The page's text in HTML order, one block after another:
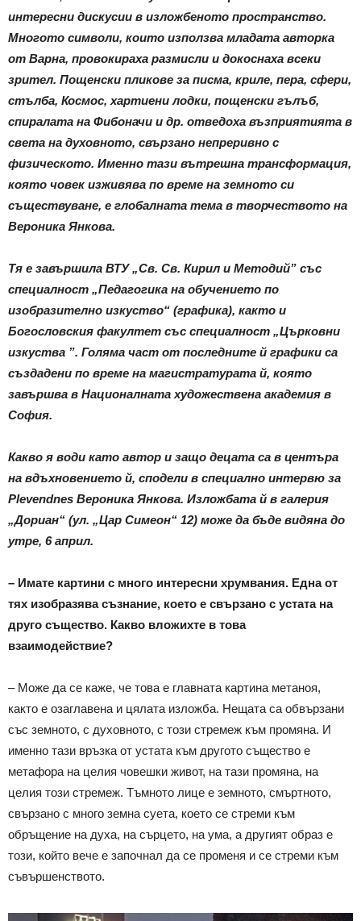
интересни дискусии в изложбеното пространство.
Многото символи, които използва младата авторка
от Варна, провокираха размисли и докоснаха всеки
зрител. Пощенски пликове за писма, криле, пера, сфери,
стълба, Космос, хартиени лодки, пощенски гълъб,
спиралата на Фибоначи и др. отведоха възприятията в
света на духовното, свързано непреривно с
физическото. Именно тази вътрешна трансформация,
която човек изживява по време на земното си
съществуване, е глобалната тема в творчеството на
Вероника Янкова.
Тя е завършила ВТУ „Св. Св. Кирил и Методий” със
специалност „Педагогика на обучението по
изобразително изкуство“ (графика), както и
Богословския факултет със специалност „Църковни
изкуства ”. Голяма част от последните й графики са
създадени по време на магистратурата й, която
завършва в Националната художествена академия в
София.
Какво я води като автор и защо децата са в центъра
на вдъхновението й, сподели в специално интервю за
Plevendnes Вероника Янкова. Изложбата й в галерия
„Дориан“ (ул. „Цар Симеон“ 12) може да бъде видяна до
утре, 6 април.
– Имате картини с много интересни хрумвания. Една от
тях изобразява съзнание, което е свързано с устата на
друго същество. Какво вложихте в това
взаимодействие?
– Може да се каже, че това е главната картина метаноя,
както е озаглавена и цялата изложба. Нещата са обвързани
със земното, с духовното, с този стремеж към промяна. И
именно тази връзка от устата към другото същество е
метафора на целия човешки живот, на тази промяна, на
целия този стремеж. Тъмното лице е земното, смъртното,
свързано с много земна суета, което се стреми към
обръщение на духа, на сърцето, на ума, а другият образ е
този, който вече е започнал да се променя и се стреми към
съвършенството.